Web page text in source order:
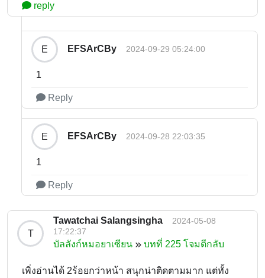
reply
E EFSArCBy 2024-09-29 05:24:00
1
Reply
E EFSArCBy 2024-09-28 22:03:35
1
Reply
T
Tawatchai Salangsingha
2024-05-08
17:22:37
บัลลังก์หมอยาเซียน บทที่ 225 โจมตีกลับ
เพิ่งอ่านได้ 2ร้อยกว่าหน้า สนุกน่าติดตามมาก แต่ทั้ง